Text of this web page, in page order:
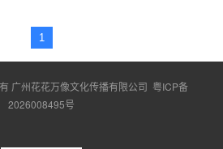
1
广州花花万像文化传播有限公司 粤ICP备
2026008495号